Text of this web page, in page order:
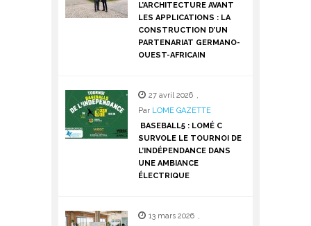
L’ARCHITECTURE AVANT
LES APPLICATIONS : LA
CONSTRUCTION D’UN
PARTENARIAT GERMANO-
OUEST-AFRICAIN
27 avril 2026 ,
Par LOME GAZETTE
BASEBALL5 : LOMÉ C
SURVOLE LE TOURNOI DE
L’INDÉPENDANCE DANS
UNE AMBIANCE
ÉLECTRIQUE
13 mars 2026 ,